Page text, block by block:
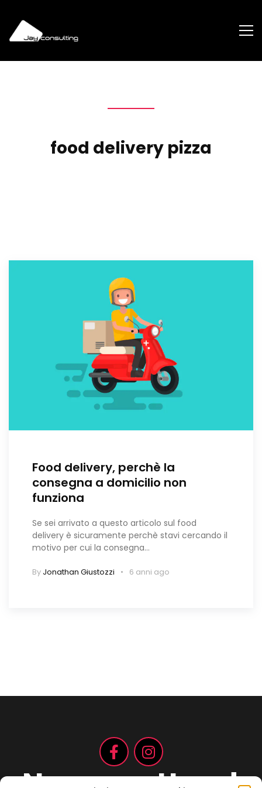
food delivery pizza
Food delivery, perchè la
consegna a domicilio non
funziona
Se sei arrivato a questo articolo sul food
delivery è sicuramente perchè stavi cercando il
motivo per cui la consegna…
By Jonathan Giustozzi 6 anni ago